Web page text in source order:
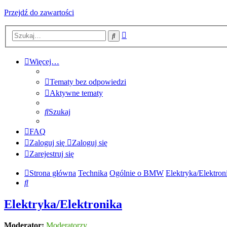
Przejdź do zawartości
Szukaj
Więcej…
Tematy bez odpowiedzi
Aktywne tematy
Szukaj
FAQ
Zaloguj się
Zaloguj się
Zarejestruj się
Strona główna Technika Ogólnie o BMW Elektryka/
Szukaj
Elektryka/Elektronika